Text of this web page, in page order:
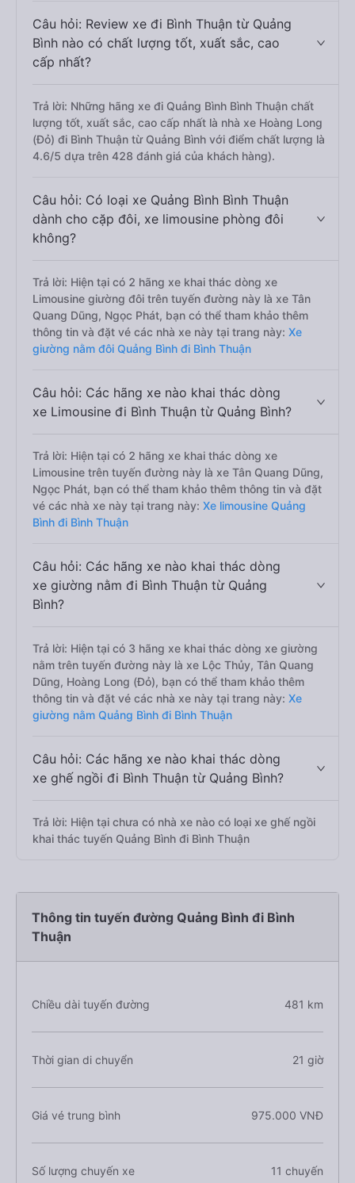
Câu hỏi: Review xe đi Bình Thuận từ Quảng
Bình nào có chất lượng tốt, xuất sắc, cao
cấp nhất?
Trả lời: Những hãng xe đi Quảng Bình Bình Thuận chất
lượng tốt, xuất sắc, cao cấp nhất là nhà xe Hoàng Long
(Đỏ) đi Bình Thuận từ Quảng Bình với điểm chất lượng là
4.6/5 dựa trên 428 đánh giá của khách hàng).
Câu hỏi: Có loại xe Quảng Bình Bình Thuận
dành cho cặp đôi, xe limousine phòng đôi
không?
Trả lời: Hiện tại có 2 hãng xe khai thác dòng xe
Limousine giường đôi trên tuyến đường này là xe Tân
Quang Dũng, Ngọc Phát, bạn có thể tham khảo thêm
thông tin và đặt vé các nhà xe này tại trang này: Xe
giường nằm đôi Quảng Bình đi Bình Thuận
Câu hỏi: Các hãng xe nào khai thác dòng
xe Limousine đi Bình Thuận từ Quảng Bình?
Trả lời: Hiện tại có 2 hãng xe khai thác dòng xe
Limousine trên tuyến đường này là xe Tân Quang Dũng,
Ngọc Phát, bạn có thể tham khảo thêm thông tin và đặt
vé các nhà xe này tại trang này: Xe limousine Quảng
Bình đi Bình Thuận
Câu hỏi: Các hãng xe nào khai thác dòng
xe giường nằm đi Bình Thuận từ Quảng
Bình?
Trả lời: Hiện tại có 3 hãng xe khai thác dòng xe giường
nằm trên tuyến đường này là xe Lộc Thủy, Tân Quang
Dũng, Hoàng Long (Đỏ), bạn có thể tham khảo thêm
thông tin và đặt vé các nhà xe này tại trang này: Xe
giường nằm Quảng Bình đi Bình Thuận
Câu hỏi: Các hãng xe nào khai thác dòng
xe ghế ngồi đi Bình Thuận từ Quảng Bình?
Trả lời: Hiện tại chưa có nhà xe nào có loại xe ghế ngồi
khai thác tuyến Quảng Bình đi Bình Thuận
Thông tin tuyến đường Quảng Bình đi Bình
Thuận
Chiều dài tuyến đường 481 km
Thời gian di chuyển 21 giờ
Giá vé trung bình 975.000 VNĐ
Số lượng chuyến xe 11 chuyến